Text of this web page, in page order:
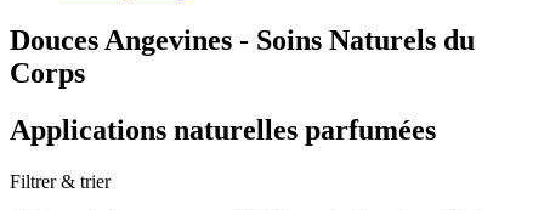
Douces Angevines - Soins Naturels du
Corps
Applications naturelles parfumées
Filtrer & trier